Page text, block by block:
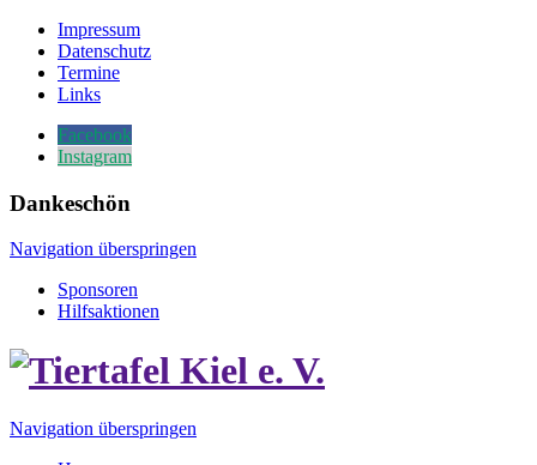
Impressum
Datenschutz
Termine
Links
Facebook
Instagram
Dankeschön
Navigation überspringen
Sponsoren
Hilfsaktionen
Navigation überspringen